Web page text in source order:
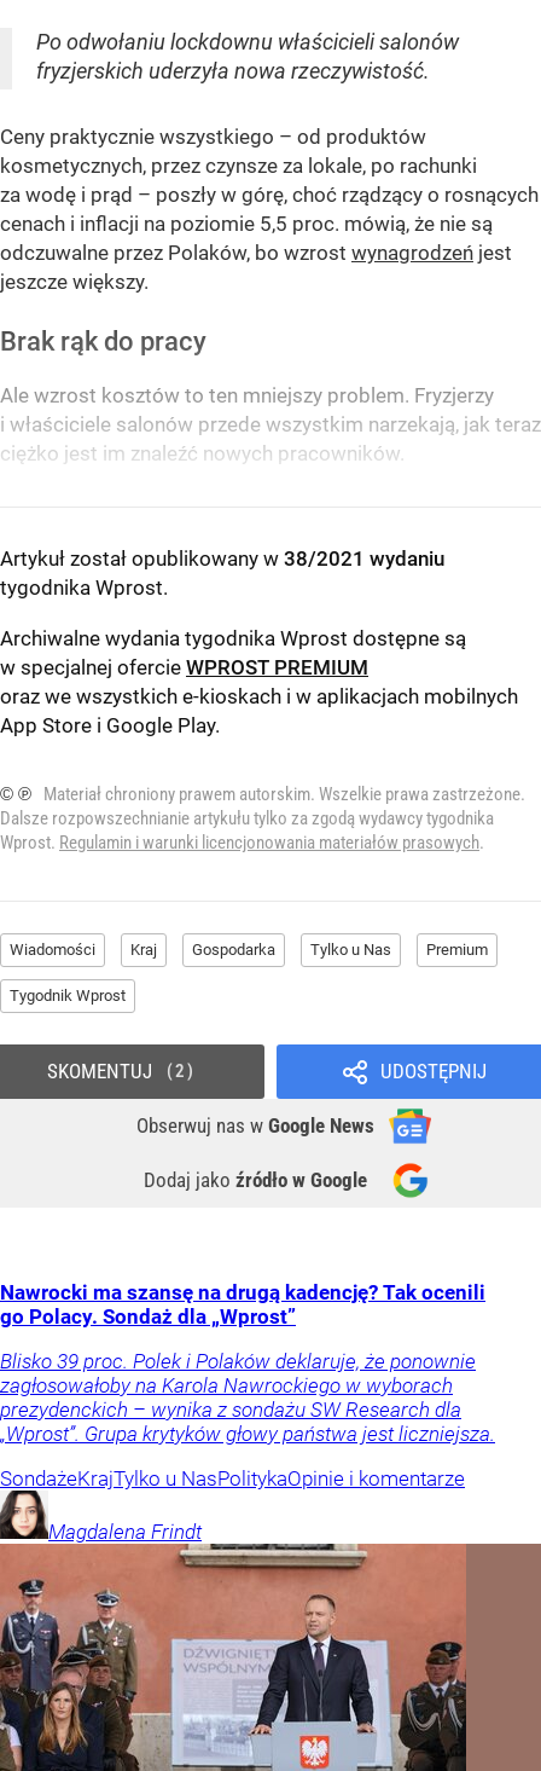
Po odwołaniu lockdownu właścicieli salonów
fryzjerskich uderzyła nowa rzeczywistość.
Ceny praktycznie wszystkiego – od produktów
kosmetycznych, przez czynsze za lokale, po rachunki
za wodę i prąd – poszły w górę, choć rządzący o rosnących
cenach i inflacji na poziomie 5,5 proc. mówią, że nie są
odczuwalne przez Polaków, bo wzrost wynagrodzeń jest
jeszcze większy.
Brak rąk do pracy
Ale wzrost kosztów to ten mniejszy problem. Fryzjerzy
i właściciele salonów przede wszystkim narzekają, jak teraz
ciężko jest im znaleźć nowych pracowników.
Artykuł został opublikowany w 38/2021 wydaniu
tygodnika Wprost.
Archiwalne wydania tygodnika Wprost dostępne są
w specjalnej ofercie WPROST PREMIUM
oraz we wszystkich e-kioskach i w aplikacjach mobilnych
App Store i Google Play.
© ℗
Materiał chroniony prawem autorskim. Wszelkie prawa zastrzeżone.
Dalsze rozpowszechnianie artykułu tylko za zgodą wydawcy tygodnika
Wprost. Regulamin i warunki licencjonowania materiałów prasowych.
Wiadomości Kraj Gospodarka Tylko u Nas Premium
Tygodnik Wprost
UDOSTĘPNIJ
Obserwuj nas w Google News
Dodaj jako źródło w Google
SKOMENTUJ 2
Nawrocki ma szansę na drugą kadencję? Tak ocenili
go Polacy. Sondaż dla „Wprost”
Blisko 39 proc. Polek i Polaków deklaruje, że ponownie
zagłosowałoby na Karola Nawrockiego w wyborach
prezydenckich – wynika z sondażu SW Research dla
„Wprost”. Grupa krytyków głowy państwa jest liczniejsza.
SondażeKrajTylko u NasPolitykaOpinie i komentarze
Magdalena Frindt